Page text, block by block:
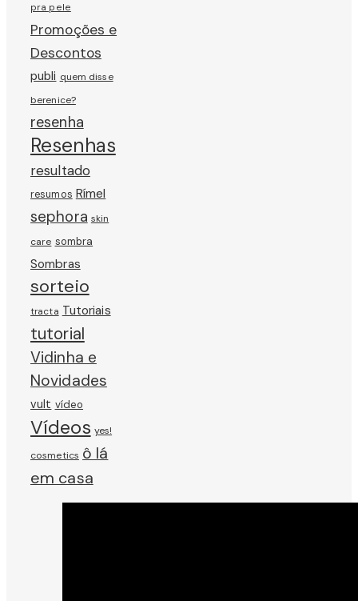
pra pele
Promoções e
Descontos
publi quem disse
berenice?
resenha
Resenhas
resultado
resumos Rímel
sephora skin
care sombra
Sombras
sorteio
tracta Tutoriais
tutorial
Vidinha e
Novidades
vult vídeo
Vídeos yes!
cosmetics ô lá
em casa